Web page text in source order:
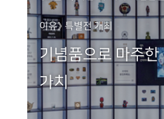
이유》 특별전 개최
기념품으로 마주한
가치